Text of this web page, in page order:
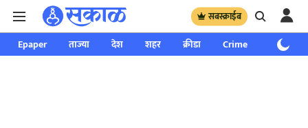
सबस्क्राईब
Epaper ताज्या देश शहर क्रीडा Crime साप्ताहिक